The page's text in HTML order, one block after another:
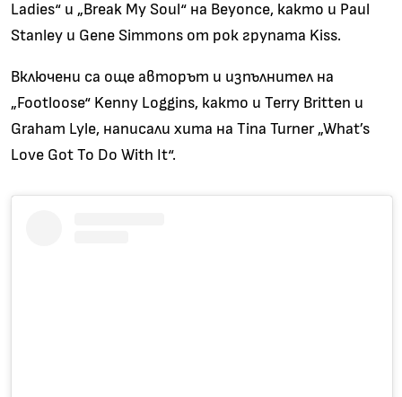
Ladies“ и „Break My Soul“ на Beyonce, както и Paul
Stanley и Gene Simmons от рок групата Kiss.
Включени са още авторът и изпълнител на
„Footloose“ Kenny Loggins, както и Terry Britten и
Graham Lyle, написали хита на Tina Turner „What’s
Love Got To Do With It“.